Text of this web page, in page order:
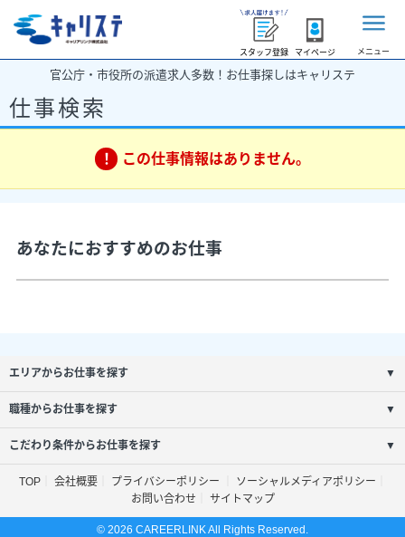
スタッフ登録 マイページ メニュー
官公庁・市役所の派遣求人多数！お仕事探しはキャリステ
仕事検索
この仕事情報はありません。
あなたにおすすめのお仕事
エリアからお仕事を探す ▼
職種からお仕事を探す ▼
こだわり条件からお仕事を探す ▼
TOP 会社概要 プライバシーポリシー
ソーシャルメディアポリシー
お問い合わせ
サイトマップ
© 2026 CAREERLINK All Rights Reserved.